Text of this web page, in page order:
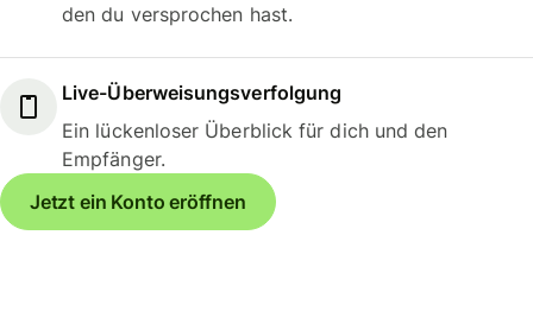
den du versprochen hast.
Live-Überweisungsverfolgung
Ein lückenloser Überblick für dich und den
Empfänger.
Jetzt ein Konto eröffnen